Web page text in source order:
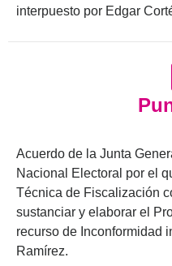
interpuesto por Edgar
Acuerdo de la Junta
Nacional Electoral por el
Técnica de Fiscalización
sustanciar y elaborar el
recurso de Inconformidad
Ramírez.